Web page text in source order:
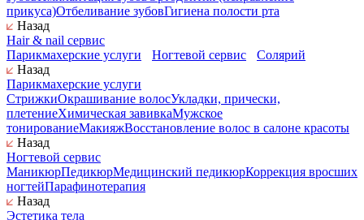
прикуса)Отбеливание зубовГигиена полости рта
Назад
Hair & nail сервис
Парикмахерские услуги
Ногтевой сервис
Солярий
Назад
Парикмахерские услуги
СтрижкиОкрашивание волосУкладки, прически,
плетениеХимическая завивкаМужское
тонированиеМакияжВосстановление волос в салоне красоты
Назад
Ногтевой сервис
МаникюрПедикюрМедицинский педикюрКоррекция вросших
ногтейПарафинотерапия
Назад
Эстетика тела